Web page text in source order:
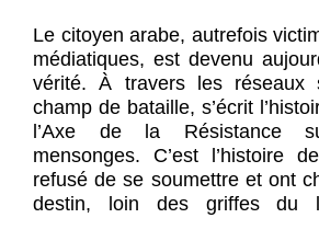
Le citoyen arabe, autrefois
médiatiques, est devenu
vérité. À travers les réseaux
champ de bataille, s’écrit
l’Axe de la Résistance
mensonges. C’est l’histoire
refusé de se soumettre et ont
destin, loin des griffes du